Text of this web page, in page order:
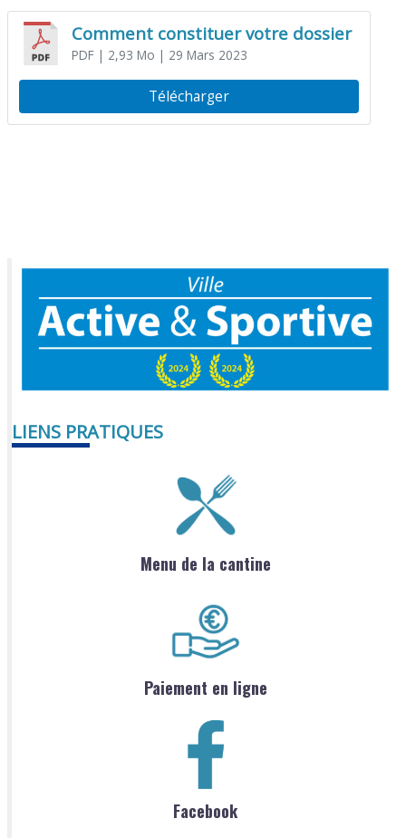
Comment constituer votre dossier
PDF| 2,93 Mo | 29 Mars 2023
Télécharger
LIENS PRATIQUES
Menu de la cantine
Paiement en ligne
Facebook